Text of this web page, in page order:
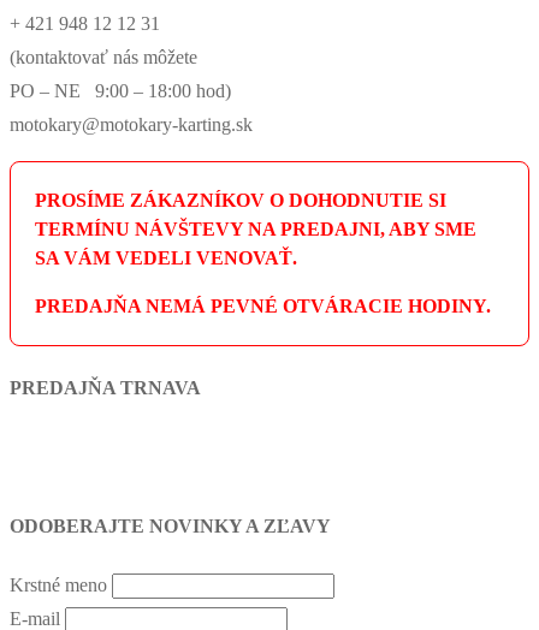
+ 421 948 12 12 31
(kontaktovať nás môžete
PO – NE 9:00 – 18:00 hod)
motokary@motokary-karting.sk
PROSÍME ZÁKAZNÍKOV O DOHODNUTIE SI
TERMÍNU NÁVŠTEVY NA PREDAJNI, ABY SME
SA VÁM VEDELI VENOVAŤ.
PREDAJŇA NEMÁ PEVNÉ OTVÁRACIE HODINY.
PREDAJŇA TRNAVA
ODOBERAJTE NOVINKY A ZĽAVY
Krstné meno
E-mail